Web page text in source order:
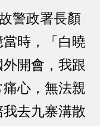
警政署長顏
時，「白曉
開會，我跟
心，無法親
去九寨溝散